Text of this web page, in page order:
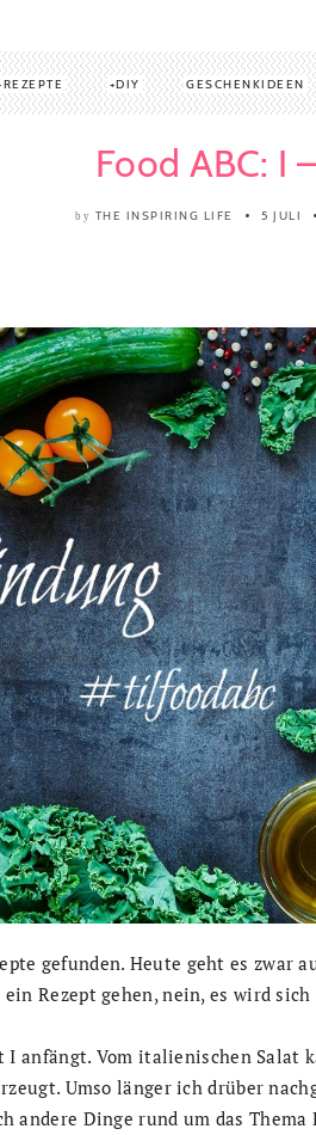
REZEPTE DIY GESCHENKIDEEN
Food ABC: I
by THE INSPIRING LIFE 5 JULI
gefunden. Heute geht es zwar
Rezept gehen, nein, es wird
anfängt. Vom italienischen Salat
Umso länger ich drüber
andere Dinge rund um das Thema